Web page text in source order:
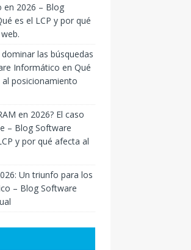
en 2026 – Blog
es el LCP y por qué
las búsquedas
Informático en Qué
posicionamiento
en 2026? El caso
– Blog Software
y por qué afecta al
Un triunfo para los
– Blog Software